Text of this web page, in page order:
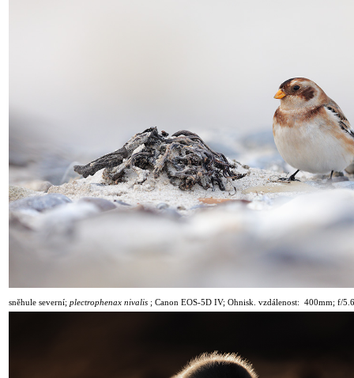
sněhule severní; plectrophenax nivalis ; Canon EOS-5D IV; Ohnisk. vzdálenost: 400mm; f/